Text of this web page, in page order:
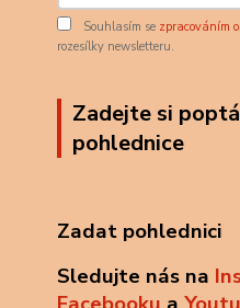
Souhlasím se zpracováním
rozesílky newsletteru.
Zadejte si
pohlednice
Zadat pohlednici
Sledujte nás na